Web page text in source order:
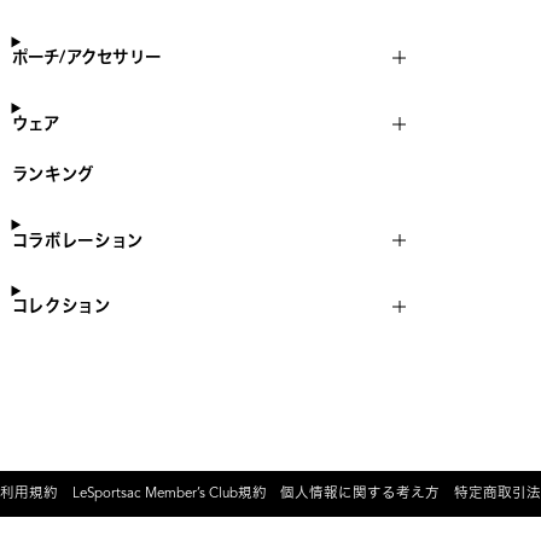
ポーチ/アクセサリー
ウェア
ランキング
コラボレーション
コレクション
利用規約 LeSportsac Member’s Club規約 個人情報に関する考え方 特定商取引